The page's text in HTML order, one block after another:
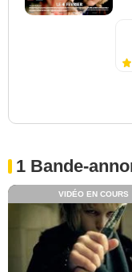
1 Bande-
VIDÉO EN COURS